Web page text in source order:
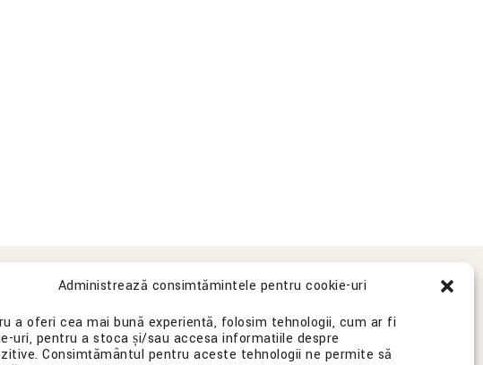
Administrează consimțămintele pentru cookie-uri
a oferi cea mai bună experiență, folosim tehnologii, cum ar fi
uri, pentru a stoca și/sau accesa informațiile despre
Consimțământul pentru aceste tehnologii ne permite să
Mesajul Managerului de Hotel